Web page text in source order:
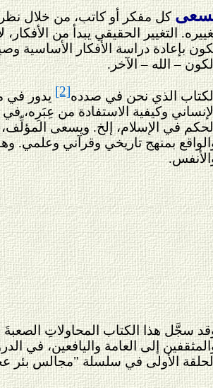
كل مفكر أو كاتب، من خلال
التغيير الحقيقي يبدأ من
بإعادة دراسة الأفكار الأساسية
– الله – الآخر.
الذي نحن في صدده[2] يدور في
وكيفية الاستفادة من عِبَرِه،
الحكم في الإسلام، إلخ. ويسعى المؤلِّف،
بمنهج تاريخي وقرآني وعلمي.
سجَّل هذا الكتاب المحاولاتِ
إلى العامة واليافعين، في
الأولى في سلسلة "مجالس بئر